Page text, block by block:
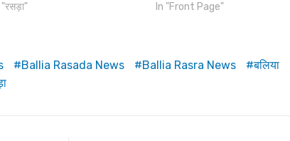
"रसड़ा"
In "Front Page"
Ballia Rasada News Ballia Rasra News
बलिया